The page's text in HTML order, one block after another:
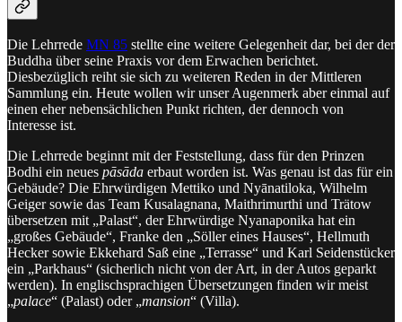
Die Lehrrede MN 85 stellte eine weitere Gelegenheit dar, bei der der
Buddha über seine Praxis vor dem Erwachen berichtet.
Diesbezüglich reiht sie sich zu weiteren Reden in der Mittleren
Sammlung ein. Heute wollen wir unser Augenmerk aber einmal auf
einen eher nebensächlichen Punkt richten, der dennoch von
Interesse ist.
Die Lehrrede beginnt mit der Feststellung, dass für den Prinzen
Bodhi ein neues pāsāda erbaut worden ist. Was genau ist das für ein
Gebäude? Die Ehrwürdigen Mettiko und Nyānatiloka, Wilhelm
Geiger sowie das Team Kusalagnana, Maithrimurthi und Trätow
übersetzen mit „Palast“, der Ehrwürdige Nyanaponika hat ein
„großes Gebäude“, Franke den „Söller eines Hauses“, Hellmuth
Hecker sowie Ekkehard Saß eine „Terrasse“ und Karl Seidenstücker
ein „Parkhaus“ (sicherlich nicht von der Art, in der Autos geparkt
werden). In englischsprachigen Übersetzungen finden wir meist
„palace“ (Palast) oder „mansion“ (Villa).